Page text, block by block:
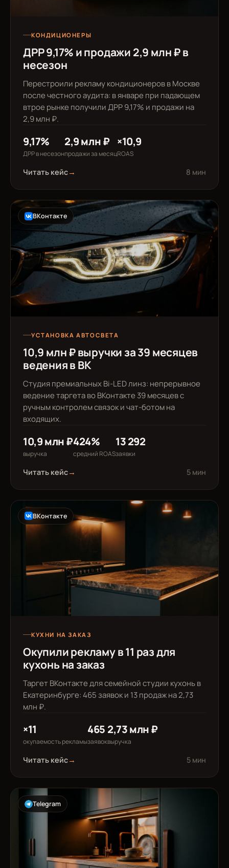
КОНДИЦИОНЕРЫ
ДРР 9,17% и продажи 2,9 млн ₽ в
несезон
Перестроили рекламу кондиционеров в Москве
после честного аудита: в январе при падающем
втрое рынке получили ДРР 9,17% и продажи на
2,9 млн ₽.
9,17%
ДРР в несезон
2,9 млн ₽
продажи за месяц
×10,9
ROAS
Читать кейс→ 8 мин
ВКонтакте
УСТАНОВКА АВТОСВЕТА
10,9 млн ₽ выручки за 39 месяцев
ведения в ВК
Студия премиальных Bi-LED линз: непрерывное
ведение таргета во ВКонтакте 39 месяцев с
ручным контролем связок и чат-ботом на
входящих.
10,9 млн ₽
выручка
424%
средний ROAS
13 292
заявки
Читать кейс→ 5 мин
ВКонтакте
КУХНИ НА ЗАКАЗ
Окупили рекламу в 11 раз для
кухонь на заказ
Таргет ВКонтакте для семейной студии кухонь в
Екатеринбурге: 465 заявок и 13 продаж на 2,73
млн ₽.
×11
окупаемость рекламы
465
заявок
2,73 млн ₽
выручка
Читать кейс→ 5 мин
Telegram